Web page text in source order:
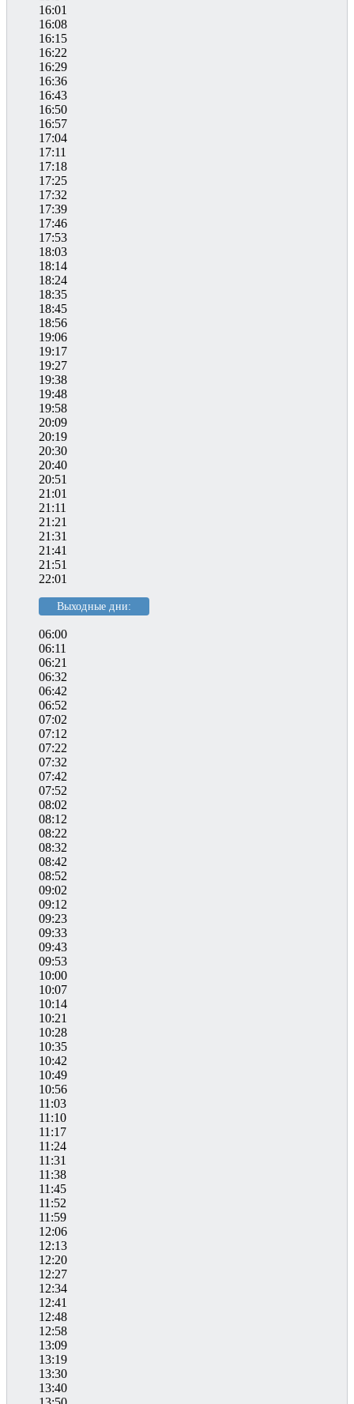
16:01
16:08
16:15
16:22
16:29
16:36
16:43
16:50
16:57
17:04
17:11
17:18
17:25
17:32
17:39
17:46
17:53
18:03
18:14
18:24
18:35
18:45
18:56
19:06
19:17
19:27
19:38
19:48
19:58
20:09
20:19
20:30
20:40
20:51
21:01
21:11
21:21
21:31
21:41
21:51
22:01
Выходные дни:
06:00
06:11
06:21
06:32
06:42
06:52
07:02
07:12
07:22
07:32
07:42
07:52
08:02
08:12
08:22
08:32
08:42
08:52
09:02
09:12
09:23
09:33
09:43
09:53
10:00
10:07
10:14
10:21
10:28
10:35
10:42
10:49
10:56
11:03
11:10
11:17
11:24
11:31
11:38
11:45
11:52
11:59
12:06
12:13
12:20
12:27
12:34
12:41
12:48
12:58
13:09
13:19
13:30
13:40